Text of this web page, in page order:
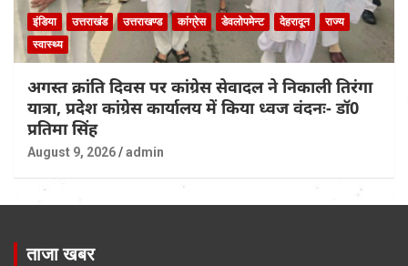
इंडिया उत्तराखंड उत्तराखण्ड कांग्रेस डेवलोपमेन्ट देहरादून
राज्य
स्वास्थ्य
अगस्त क्रांति दिवस पर कांग्रेस सेवादल ने निकाली तिरंगा
यात्रा, प्रदेश कांग्रेस कार्यालय में किया ध्वज वंदनः- डॉ0
प्रतिमा सिंह
August 9, 2026 admin
ताजा खबर